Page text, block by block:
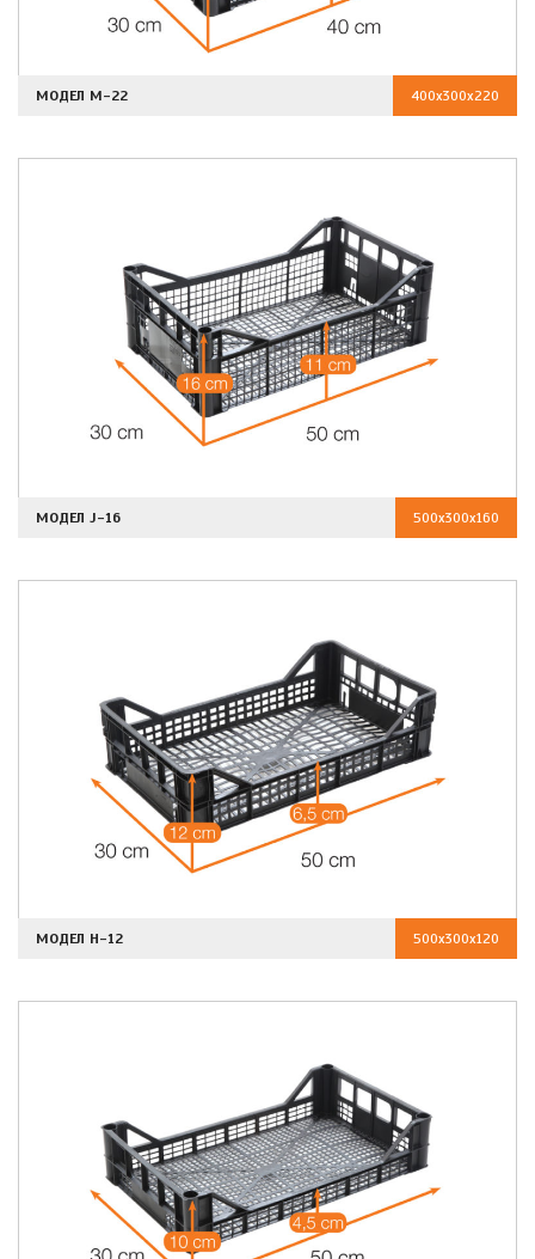
МОДЕЛ M-22 400x300x220
МОДЕЛ J-16 500x300x160
МОДЕЛ H-12 500x300x120